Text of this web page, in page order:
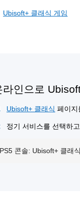
Ubisoft+ 클래식 게임
라인으로
Ubisoft+ 클래식 페이지
정기 서비스를 선택하
PS5 콘솔: Ubisoft+ 클래